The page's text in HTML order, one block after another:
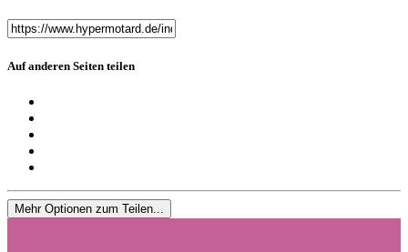
Auf anderen Seiten teilen
Mehr Optionen zum Teilen...